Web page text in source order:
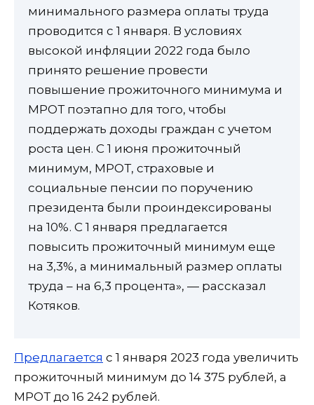
минимального размера оплаты труда
проводится с 1 января. В условиях
высокой инфляции 2022 года было
принято решение провести
повышение прожиточного минимума и
МРОТ поэтапно для того, чтобы
поддержать доходы граждан с учетом
роста цен. С 1 июня прожиточный
минимум, МРОТ, страховые и
социальные пенсии по поручению
президента были проиндексированы
на 10%. С 1 января предлагается
повысить прожиточный минимум еще
на 3,3%, а минимальный размер оплаты
труда – на 6,3 процента», — рассказал
Котяков.
Предлагается с 1 января 2023 года увеличить
прожиточный минимум до 14 375 рублей, а
МРОТ до 16 242 рублей.